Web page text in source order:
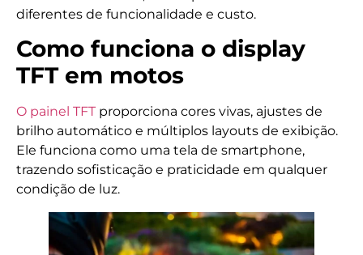
diferentes de funcionalidade e custo.
Como funciona o display
TFT em motos
O painel TFT proporciona cores vivas, ajustes de
brilho automático e múltiplos layouts de exibição.
Ele funciona como uma tela de smartphone,
trazendo sofisticação e praticidade em qualquer
condição de luz.